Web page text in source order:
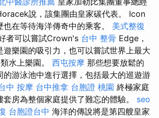
說，該集團由皇家碳代表。 Icon
在等待海洋傳奇中的乘客。 美式整復
者可以嘗試Crown's 台中 整骨 Edge，
遊樂園的吸引力，也可以嘗試世界上最大
水上樂園。 西屯按摩 那些想要放鬆的
的游泳池中進行選擇，包括最大的巡遊游
中 按摩 台中推拿 台胞證 桃園 終極家庭
房為整個家庭提供了難忘的體驗。 seo
台胞證台中 海洋的傳說將是第四艘皇家